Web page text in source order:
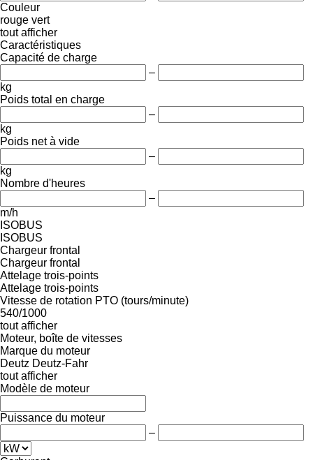
Couleur
rouge vert
tout afficher
Caractéristiques
Capacité de charge
–
kg
Poids total en charge
–
kg
Poids net à vide
–
kg
Nombre d'heures
–
m/h
ISOBUS
ISOBUS
Chargeur frontal
Chargeur frontal
Attelage trois-points
Attelage trois-points
Vitesse de rotation PTO (tours/minute)
540/1000
tout afficher
Moteur, boîte de vitesses
Marque du moteur
Deutz Deutz-Fahr
tout afficher
Modèle de moteur
Puissance du moteur
–